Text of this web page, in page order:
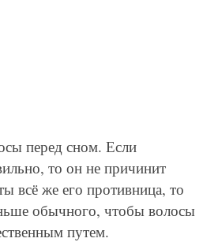
перед сном. Если
то он не причинит
всё же его противница, то
обычного, чтобы волосы
путем.